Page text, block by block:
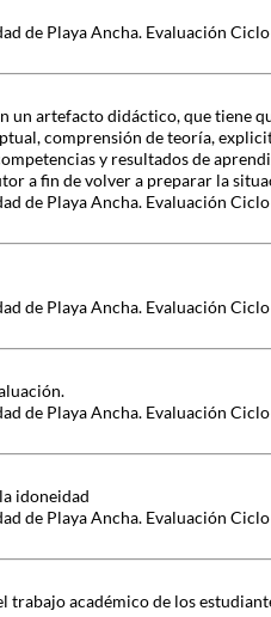
de Playa Ancha. Evaluación
un artefacto didáctico, que tiene
comprensión de teoría,
y resultados de
a fin de volver a preparar la
de Playa Ancha. Evaluación
de Playa Ancha. Evaluación
de Playa Ancha. Evaluación
idoneidad
de Playa Ancha. Evaluación
académico de los